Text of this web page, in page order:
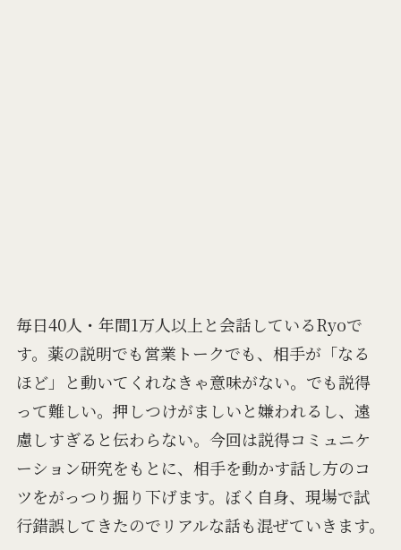
毎日40人・年間1万人以上と会話しているRyoで
す。薬の説明でも営業トークでも、相手が「なる
ほど」と動いてくれなきゃ意味がない。でも説得
って難しい。押しつけがましいと嫌われるし、遠
慮しすぎると伝わらない。今回は説得コミュニケ
ーション研究をもとに、相手を動かす話し方のコ
ツをがっつり掘り下げます。ぼく自身、現場で試
行錯誤してきたのでリアルな話も混ぜていきます。